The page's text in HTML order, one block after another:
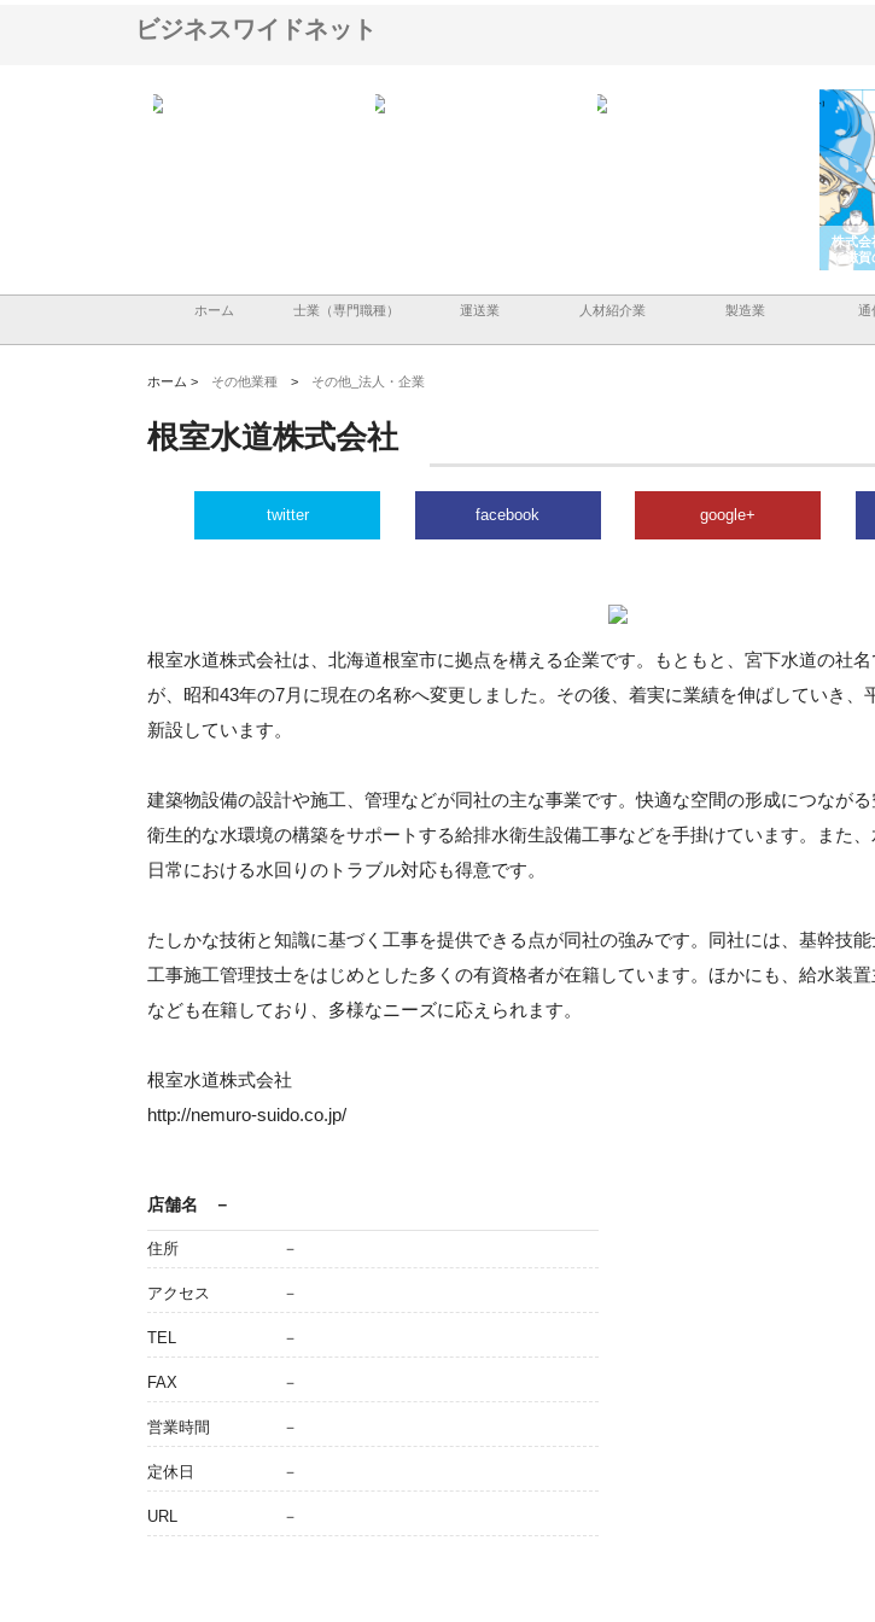
ビジネスワイドネット
株式会
で滋賀
ホーム 士業（専門職種） 運送業 人材紹介業 製造業 通
ホーム > その他業種 > その他_法人・企業
根室水道株式会社
twitter facebook google+
根室水道株式会社は、北海道根室市に拠点を構える企業です。もともと、宮下水道の社
が、昭和43年の7月に現在の名称へ変更しました。その後、着実に業績を伸ばしていき、
新設しています。
建築物設備の設計や施工、管理などが同社の主な事業です。快適な空間の形成につながる
衛生的な水環境の構築をサポートする給排水衛生設備工事などを手掛けています。また、
日常における水回りのトラブル対応も得意です。
たしかな技術と知識に基づく工事を提供できる点が同社の強みです。同社には、基幹技
工事施工管理技士をはじめとした多くの有資格者が在籍しています。ほかにも、給水装
なども在籍しており、多様なニーズに応えられます。
根室水道株式会社
http://nemuro-suido.co.jp/
店舗名 －
住所 －
アクセス －
TEL －
FAX －
営業時間 －
定休日 －
URL －